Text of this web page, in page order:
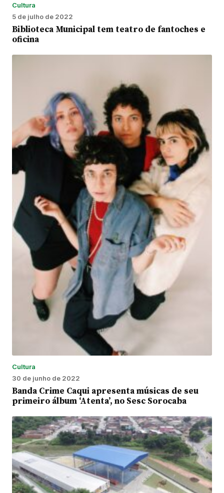
Cultura
5 de julho de 2022
Biblioteca Municipal tem teatro de fantoches e
oficina
Cultura
30 de junho de 2022
Banda Crime Caqui apresenta músicas de seu
primeiro álbum ‘Atenta’, no Sesc Sorocaba